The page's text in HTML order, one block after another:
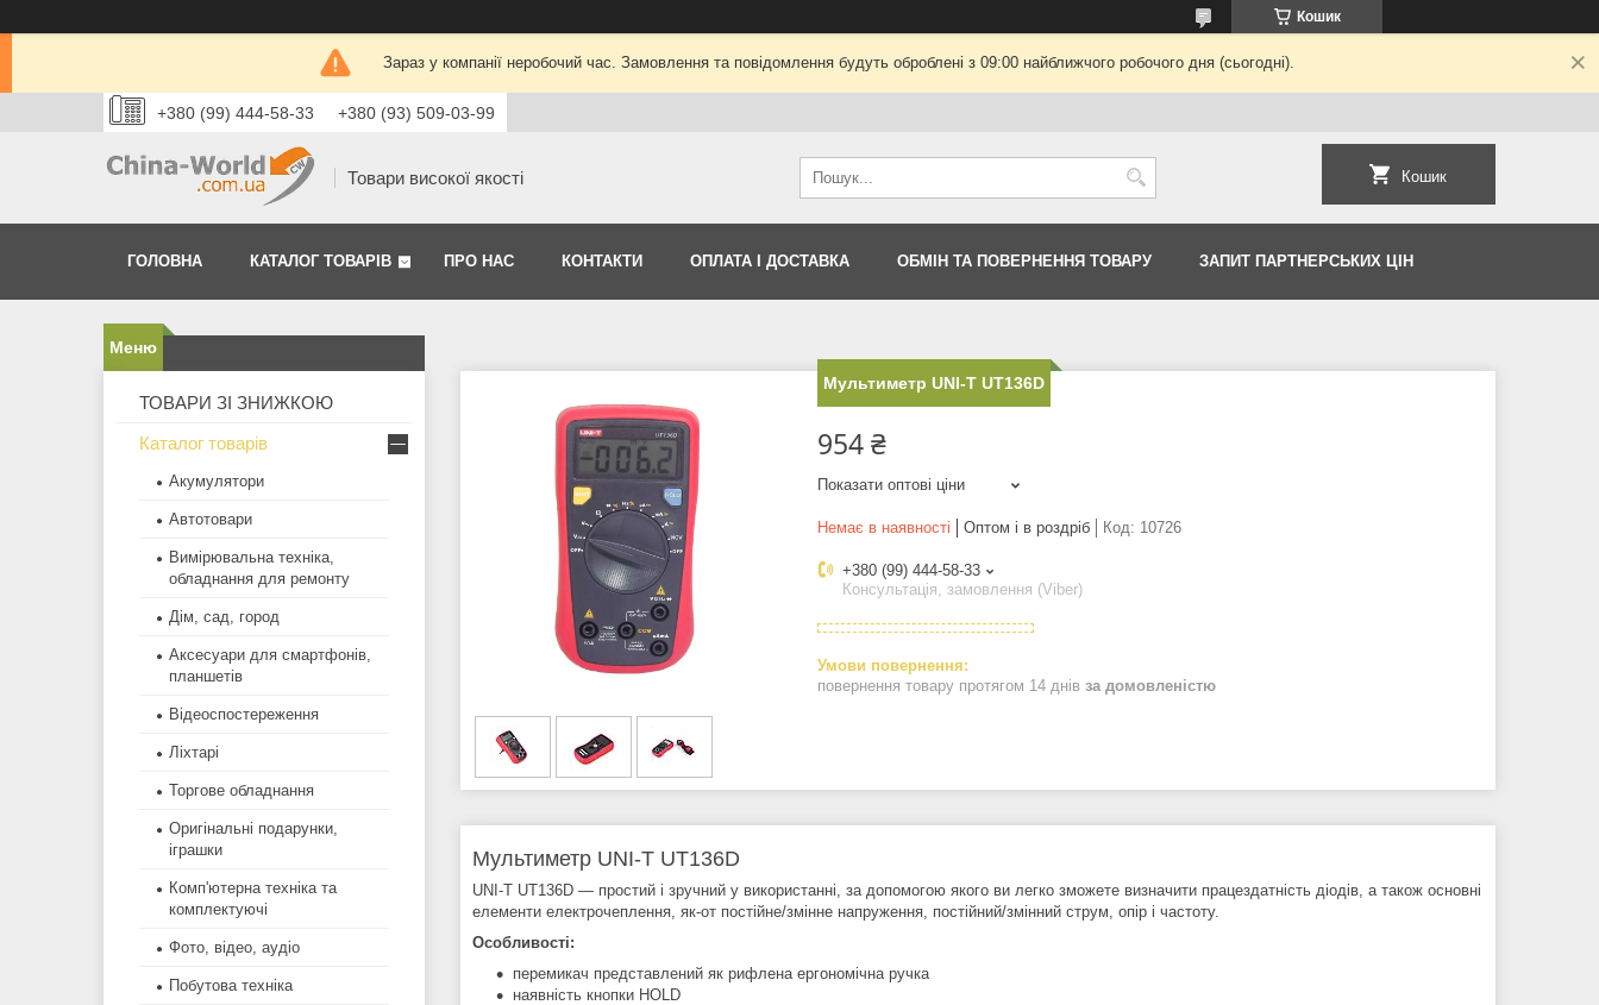
Кошик
Зараз у компанії неробочий час. Замовлення та повідомлення будуть оброблені з 09:00 найближчого робочого дня (сьогодні).
+380 (99) 444-58-33 +380 (93) 509-03-99
Товари високої якості Кошик
ГОЛОВНА КАТАЛОГ ТОВАРІВ ПРО НАС КОНТАКТИ ОПЛАТА І ДОСТАВКА ОБМІН ТА ПОВЕРНЕННЯ ТОВАРУ ЗАПИТ ПАРТНЕРСЬКИХ ЦІН
Мультиметр UNI-T UT136D
954 ₴
Показати оптові ціни
Немає в наявності Оптом і в роздріб Код: 10726
+380 (99) 444-58-33
Консультація, замовлення (Viber)
повернення товару протягом 14 днів за домовленістю
Мультиметр UNI-T UT136D
UNI-T UT136D — простий і зручний у використанні, за допомогою якого ви легко зможете визначити працездатність діодів, а також основні
елементи електрочеплення, як-от постійне/змінне напруження, постійний/змінний струм, опір і частоту.
Особливості:
перемикач представлений як рифлена ергономічна ручка
наявність кнопки HOLD
ТОВАРИ ЗІ ЗНИЖКОЮ
Каталог товарів
Акумулятори
Автотовари
Вимірювальна техніка,
обладнання для ремонту
Дім, сад, город
Аксесуари для смартфонів,
планшетів
Відеоспостереження
Ліхтарі
Торгове обладнання
Оригінальні подарунки,
іграшки
Комп'ютерна техніка та
комплектуючі
Фото, відео, аудіо
Побутова техніка